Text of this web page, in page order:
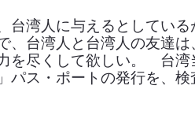
湾人に与えるとしている
、台湾人と台湾人の友達は
尽くして欲しい。
台湾
」 パス・ポートの発行を、検